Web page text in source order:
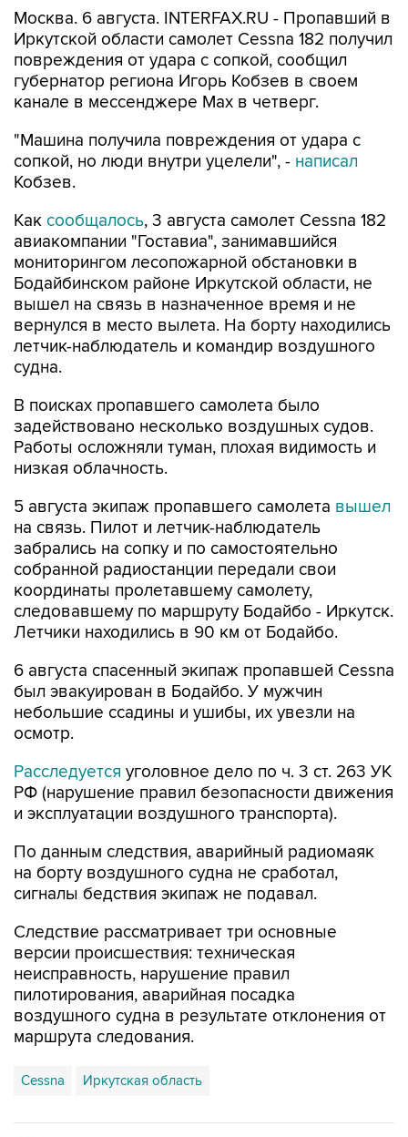
Москва. 6 августа. INTERFAX.RU - Пропавший в
Иркутской области самолет Cessna 182 получил
повреждения от удара с сопкой, сообщил
губернатор региона Игорь Кобзев в своем
канале в мессенджере Мах в четверг.
"Машина получила повреждения от удара с
сопкой, но люди внутри уцелели", - написал
Кобзев.
Как сообщалось, 3 августа самолет Cessna 182
авиакомпании "Гоставиа", занимавшийся
мониторингом лесопожарной обстановки в
Бодайбинском районе Иркутской области, не
вышел на связь в назначенное время и не
вернулся в место вылета. На борту находились
летчик-наблюдатель и командир воздушного
судна.
В поисках пропавшего самолета было
задействовано несколько воздушных судов.
Работы осложняли туман, плохая видимость и
низкая облачность.
5 августа экипаж пропавшего самолета вышел
на связь. Пилот и летчик-наблюдатель
забрались на сопку и по самостоятельно
собранной радиостанции передали свои
координаты пролетавшему самолету,
следовавшему по маршруту Бодайбо - Иркутск.
Летчики находились в 90 км от Бодайбо.
6 августа спасенный экипаж пропавшей Cessna
был эвакуирован в Бодайбо. У мужчин
небольшие ссадины и ушибы, их увезли на
осмотр.
Расследуется уголовное дело по ч. 3 ст. 263 УК
РФ (нарушение правил безопасности движения
и эксплуатации воздушного транспорта).
По данным следствия, аварийный радиомаяк
на борту воздушного судна не сработал,
сигналы бедствия экипаж не подавал.
Следствие рассматривает три основные
версии происшествия: техническая
неисправность, нарушение правил
пилотирования, аварийная посадка
воздушного судна в результате отклонения от
маршрута следования.
Cessna Иркутская область